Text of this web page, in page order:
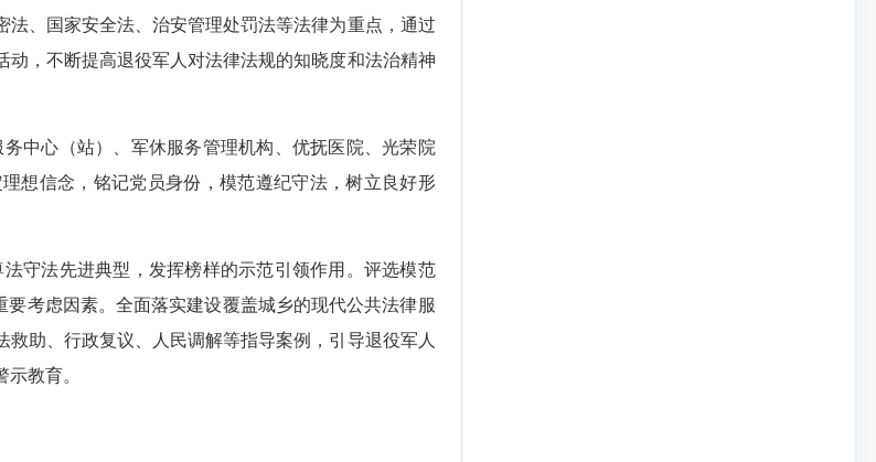
、国家安全法、治安管理处罚法等法律为重点，通过
，不断提高退役军人对法律法规的知晓度和法治精神
心（站）、军休服务管理机构、优抚医院、光荣院
想信念，铭记党员身份，模范遵纪守法，树立良好形
法先进典型，发挥榜样的示范引领作用。评选模范
考虑因素。全面落实建设覆盖城乡的现代公共法律服
助、行政复议、人民调解等指导案例，引导退役军人
教育。